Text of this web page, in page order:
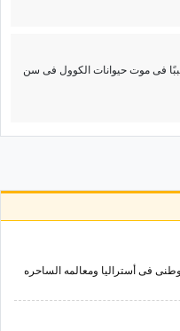
فی موت حیوانات الکوول فی سن
فی أسترالیا ومعالمه الساحره